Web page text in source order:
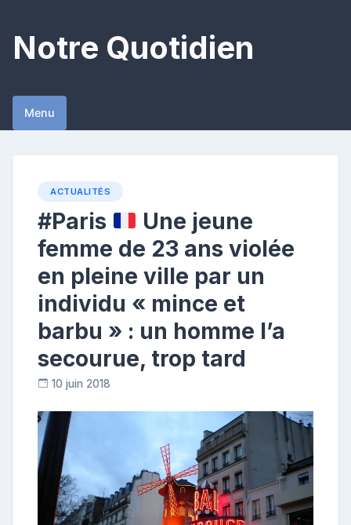
content
Notre Quotidien
Menu
ACTUALITÉS
#Paris
Une jeune
femme de 23 ans violée
en pleine ville par un
individu « mince et
barbu » : un homme l’a
secourue, trop tard
10 juin 2018
b
u